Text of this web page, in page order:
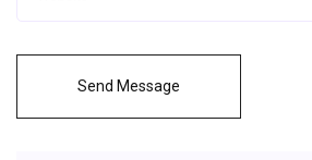
Send Message